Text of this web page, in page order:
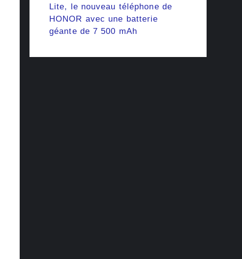
Lite, le nouveau téléphone de
HONOR avec une batterie
géante de 7 500 mAh